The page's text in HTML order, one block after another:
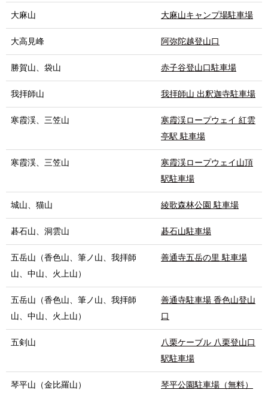
大麻山 大麻山キャンプ場駐車場
大高見峰 阿弥陀越登山口
勝賀山、袋山 赤子谷登山口駐車場
我拝師山 我拝師山 出釈迦寺駐車場
寒霞渓、三笠山
寒霞渓ロープウェイ 紅雲
亭駅 駐車場
寒霞渓、三笠山
寒霞渓ロープウェイ山頂
駅駐車場
城山、猫山 綾歌森林公園 駐車場
碁石山、洞雲山 碁石山駐車場
五岳山（香色山、筆ノ山、我拝師
山、中山、火上山）
善通寺五岳の里 駐車場
五岳山（香色山、筆ノ山、我拝師
山、中山、火上山）
善通寺駐車場 香色山登山
口
五剣山
八栗ケーブル 八栗登山口
駅駐車場
琴平山（金比羅山） 琴平公園駐車場（無料）